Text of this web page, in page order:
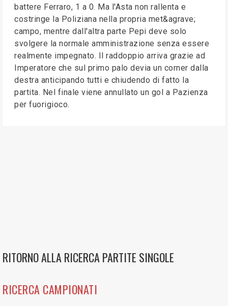
battere Ferraro, 1 a 0. Ma l'Asta non rallenta e
costringe la Poliziana nella propria met&agrave;
campo, mentre dall'altra parte Pepi deve solo
svolgere la normale amministrazione senza essere
realmente impegnato. Il raddoppio arriva grazie ad
Imperatore che sul primo palo devia un corner dalla
destra anticipando tutti e chiudendo di fatto la
partita. Nel finale viene annullato un gol a Pazienza
per fuorigioco.
RITORNO ALLA RICERCA PARTITE SINGOLE
RICERCA CAMPIONATI